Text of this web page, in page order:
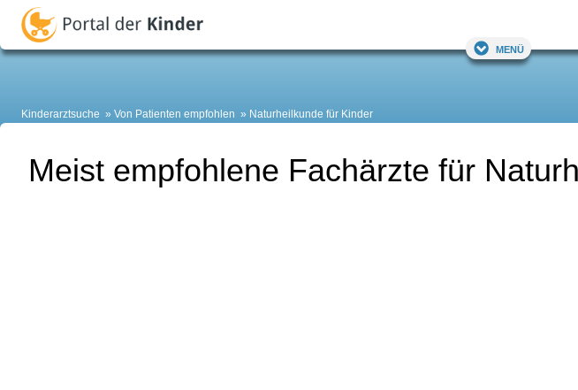
Menü
Kinderarztsuche Von Patienten empfohlen Naturheilkunde für Kinder
Meist empfohlene Fachärzte für